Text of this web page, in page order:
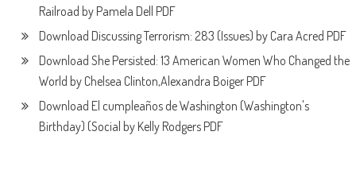
Railroad by Pamela Dell PDF
Download Discussing Terrorism: 283 (Issues) by Cara Acred PDF
Download She Persisted: 13 American Women Who Changed the
World by Chelsea Clinton,Alexandra Boiger PDF
Download El cumpleaños de Washington (Washington's
Birthday) (Social by Kelly Rodgers PDF